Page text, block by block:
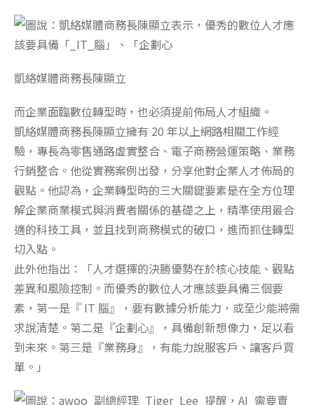
凱絡媒體商務長陳顯立
而企業面臨數位轉型時，也必須提前佈局人才組織。
凱絡媒體商務長陳顯立擁有 20 年以上網路相關工作經
驗，專長為零售通路虛實整合、電子商務營運策略、業務
行銷整合。他從實務案例出發，分享他對企業人才佈局的
觀點。他認為，企業轉型時的三大關鍵要素是在全方位理
解企業商業模式與消費者關係的基礎之上，精準使用最合
適的科技工具，並且找到商務模式的破口，進而抓住轉型
切入點。
此外他指出：「人才選擇的決勝優勢在於核心技能、觀點
差異和風險控制。而優秀的數位人才應該要具備三個要
素，第一是『 IT 腦』，要有數據分析能力，或至少能將需
求說清楚。第二是『企劃心』，具備創新想像力，足以看
到未來。第三是『業務身』，有能力說服客戶、讓客戶買
單。」